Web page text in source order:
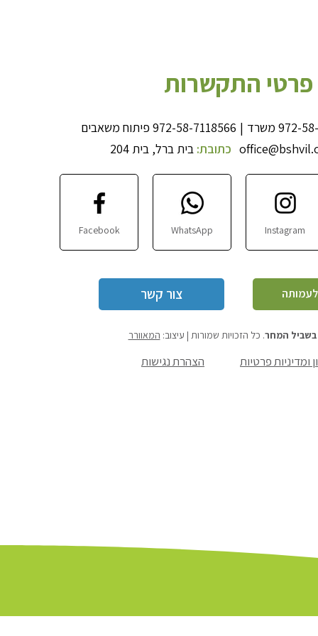
פרטי התקשרות
972- משרד |
972-58-7118566פיתוח משאבים
כתובת: בית ברל, בית 204
Instagram
WhatsApp
Facebook
צור קשר
בשביל המחר. כל הזכויות שמורות | עיצוב: המאוורר
ומדיניות פרטיות הצהרת נגישות